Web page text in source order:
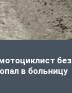
без
в больницу